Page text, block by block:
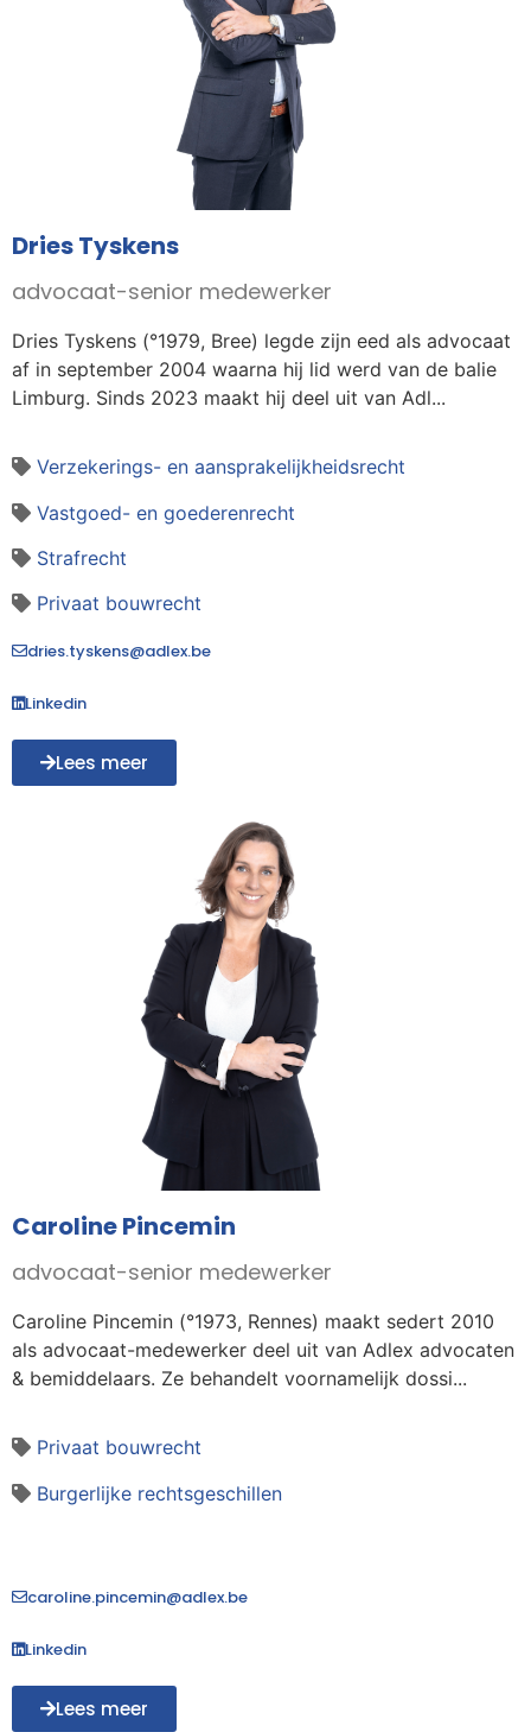
Dries Tyskens
advocaat-senior medewerker
Dries Tyskens (°1979, Bree) legde zijn eed als advocaat
af in september 2004 waarna hij lid werd van de balie
Limburg. Sinds 2023 maakt hij deel uit van Adl...
Verzekerings- en aansprakelijkheidsrecht
Vastgoed- en goederenrecht
Strafrecht
Privaat bouwrecht
dries.tyskens@adlex.be
Linkedin
Lees meer
Caroline Pincemin
advocaat-senior medewerker
Caroline Pincemin (°1973, Rennes) maakt sedert 2010
als advocaat-medewerker deel uit van Adlex advocaten
& bemiddelaars. Ze behandelt voornamelijk dossi...
Privaat bouwrecht
Burgerlijke rechtsgeschillen
caroline.pincemin@adlex.be
Linkedin
Lees meer